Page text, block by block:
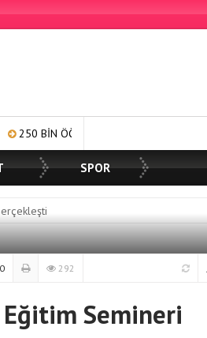
BİNLERCE YÜZE GÜLÜMSEME
SPOR
0 292
Eğitim Semineri